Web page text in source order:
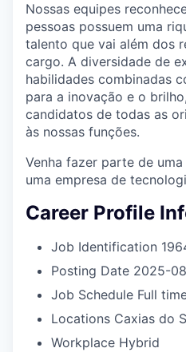
Nossas equipes
pessoas possuem uma
talento que vai além dos
cargo. A diversidade de
habilidades combinadas
para a inovação e o
candidatos de todas as
às nossas funções.
Venha fazer parte de
uma empresa de
Career Profile
Job Identification
Posting Date 2025-
Job Schedule Full
Locations Caxias do
Workplace Hybrid